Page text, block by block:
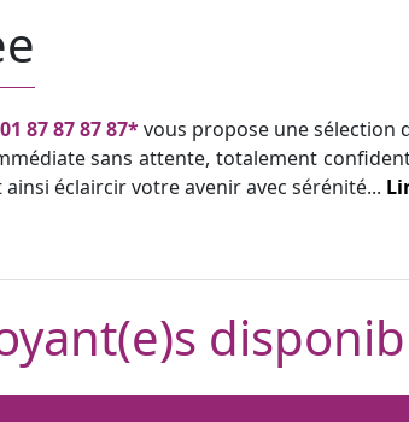
01 87 87 87 87*vous propose une sélection
sans attente, totalement
éclaircir votre avenir avec sérénité...